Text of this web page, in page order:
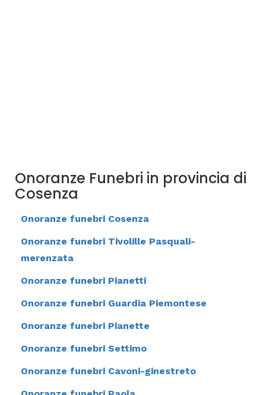
Onoranze Funebri in provincia di
Cosenza
Onoranze funebri Cosenza
Onoranze funebri Tivolille Pasquali-
merenzata
Onoranze funebri Pianetti
Onoranze funebri Guardia Piemontese
Onoranze funebri Pianette
Onoranze funebri Settimo
Onoranze funebri Cavoni-ginestreto